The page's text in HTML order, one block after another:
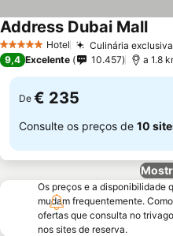
5 Estrelas Hotel Culinária
Address Dubai MallVer
9,4 Excelente 10.457 a 1.8
De € 235
Consulte os preços de 10
Os preços e a disponibilidade
mudam frequentemente.
ofertas que consulta no
nos sites de reserva.